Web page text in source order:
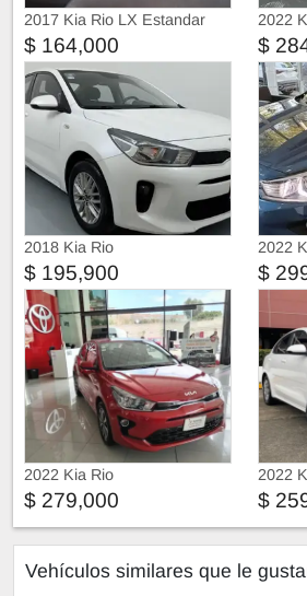
2017 Kia Rio LX Estandar
$ 164,000
2022
$
2018 Kia Rio
$ 195,900
2022
$
2022 Kia Rio
$ 279,000
2022
$
Vehículos similares que le